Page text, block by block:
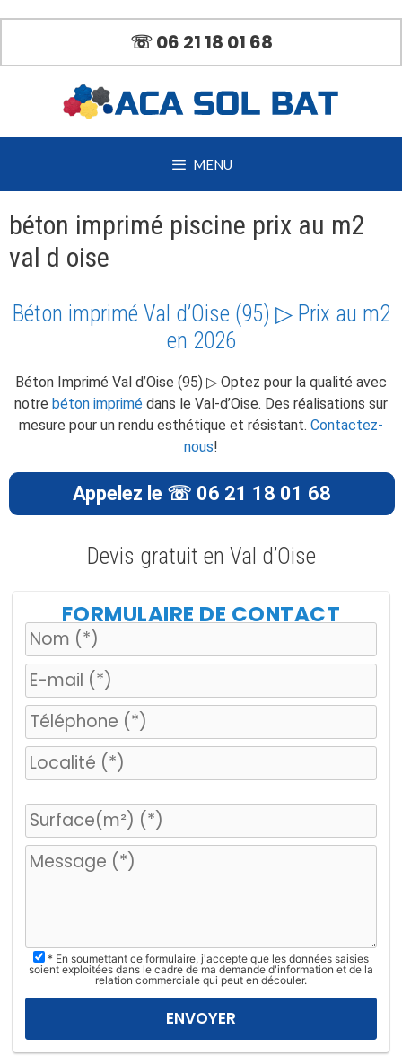
contenu
☏ 06 21 18 01 68
MENU
béton imprimé piscine prix au m2
val d oise
Béton imprimé Val d’Oise (95) ▷ Prix au m2
en 2026
Béton Imprimé Val d’Oise (95) ▷ Optez pour la qualité avec
notre béton imprimé dans le Val-d’Oise. Des réalisations sur
mesure pour un rendu esthétique et résistant. Contactez-
nous!
Appelez le ☏ 06 21 18 01 68
Devis gratuit en Val d’Oise
FORMULAIRE DE CONTACT
u
z
s
* En soumettant ce formulaire, j'accepte que les données saisies
soient exploitées dans le cadre de ma demande d'information et de la
relation commerciale qui peut en découler.